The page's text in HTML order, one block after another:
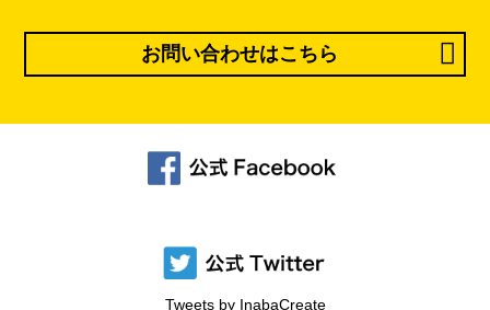
お問い合わせはこちら
Tweets by InabaCreate